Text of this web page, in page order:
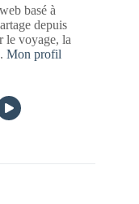
basé à
depuis
le voyage, la
Mon profil